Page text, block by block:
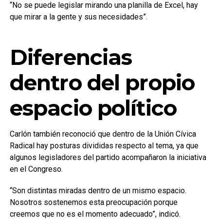
“No se puede legislar mirando una planilla de Excel, hay
que mirar a la gente y sus necesidades”.
Diferencias
dentro del propio
espacio político
Carlón también reconoció que dentro de la Unión Cívica
Radical hay posturas divididas respecto al tema, ya que
algunos legisladores del partido acompañaron la iniciativa
en el Congreso.
“Son distintas miradas dentro de un mismo espacio.
Nosotros sostenemos esta preocupación porque
creemos que no es el momento adecuado”, indicó.